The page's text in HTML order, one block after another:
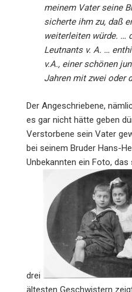
meinem Vater seine
sicherte ihm zu, daß
weiterleiten würde. …
Leutnants v. A. …
v.A., einer schönen
Jahren mit zwei oder
Der Angeschriebene,
es gar nicht hätte geben
Verstorbene sein Vater
bei seinem Bruder Hans-
Unbekannten ein Foto,
drei
ältesten Geschwistern